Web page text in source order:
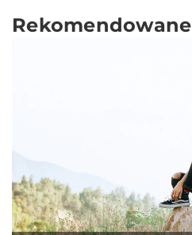
Rekomendowane